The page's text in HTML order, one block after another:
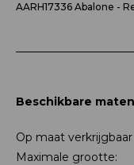
AARH17336 Abalone -
Beschikbare maten
Op maat verkrijgbaar
Maximale grootte: